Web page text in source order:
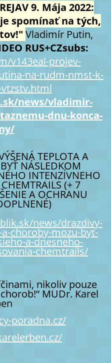
9. Mája 2022:
spomínať na tých,
Vladimír Putin,
RUS+CZsubs:
v143eal-projev-
na-rudm-nmst-k-
news/vladimir-
dnu-konca-
TEPLOTA A
NÁSLEDKOM
INTENZÍVNEHO
(+ 7
A OCHRANU
news/drazdivy-
choroby-mozu-byt-
a-dnesneho-
chemtrails/
nikoliv pouze
MUDr. Karel
poradna.cz/